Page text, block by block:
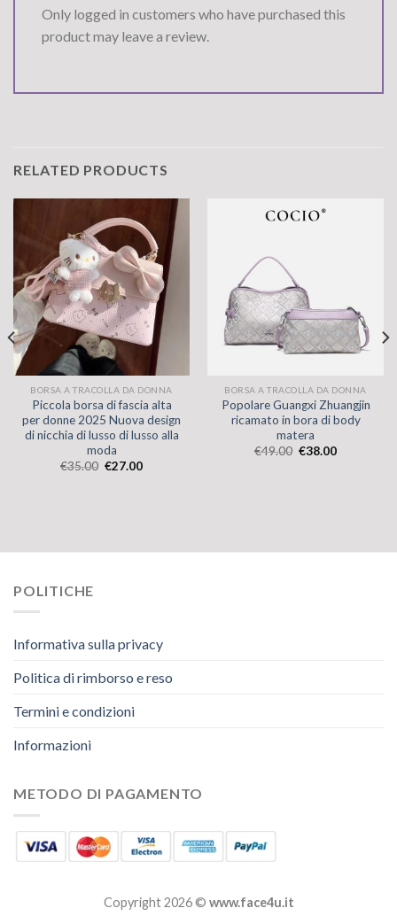
Only logged in customers who have purchased this
product may leave a review.
RELATED PRODUCTS
BORSA A TRACOLLA DA DONNA
Piccola borsa di fascia alta
per donne 2025 Nuova design
di nicchia di lusso di lusso alla
moda
€35.00 €27.00
BORSA A TRACOLLA DA DONNA
Popolare Guangxi Zhuangjin
ricamato in bora di body
matera
€49.00 €38.00
POLITICHE
Informativa sulla privacy
Politica di rimborso e reso
Termini e condizioni
Informazioni
METODO DI PAGAMENTO
Copyright 2026 © www.face4u.it